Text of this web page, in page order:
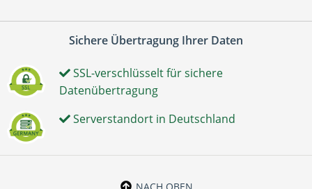
Sichere Übertragung Ihrer Daten
SSL-verschlüsselt für sichere
Datenübertragung
Serverstandort in Deutschland